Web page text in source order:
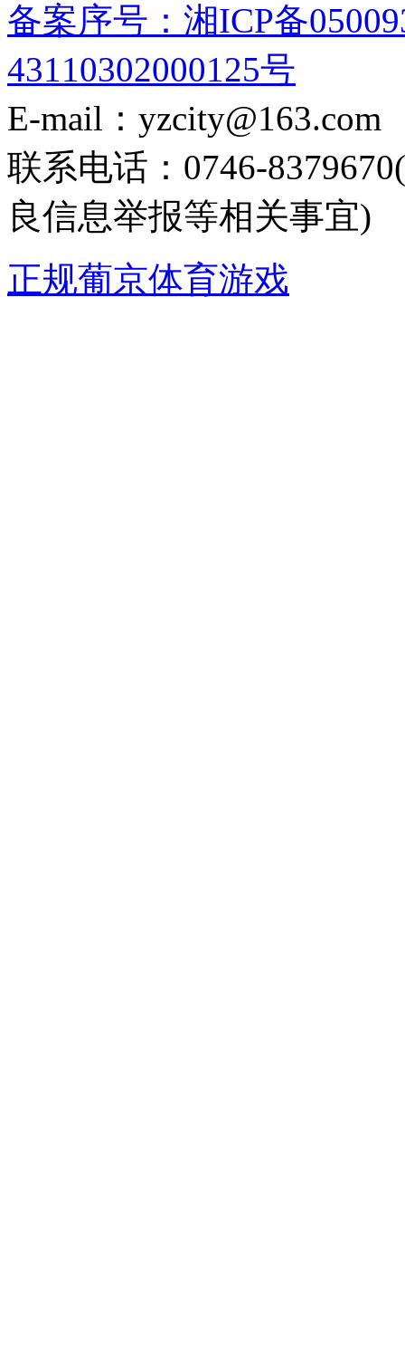
备案序号：湘ICP备
43110302000125号
E-mail：yzcity@163.com
联系电话：0746-
良信息举报等相关事宜)
正规葡京体育游戏